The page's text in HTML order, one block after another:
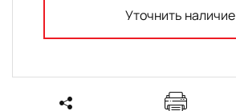
Уточнить наличие